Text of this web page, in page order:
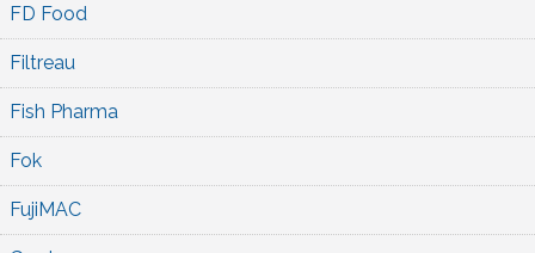
FD Food
Filtreau
Fish Pharma
Fok
FujiMAC